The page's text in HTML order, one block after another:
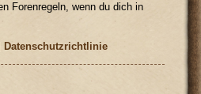
Forenregeln, wenn du dich in
Datenschutzrichtlinie